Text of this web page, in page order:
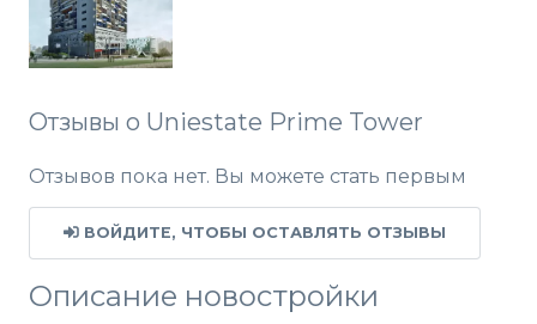
Отзывы о Uniestate Prime Tower
Отзывов пока нет. Вы можете стать первым
ВОЙДИТЕ, ЧТОБЫ ОСТАВЛЯТЬ ОТЗЫВЫ
Описание новостройки